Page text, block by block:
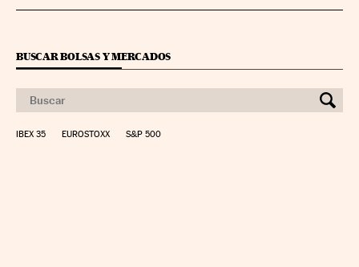
BUSCAR BOLSAS Y MERCADOS
IBEX 35 EUROSTOXX S&P 500